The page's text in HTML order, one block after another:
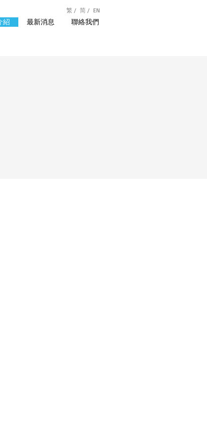
紹 最新消息 聯絡我們
繁 / 简 / EN